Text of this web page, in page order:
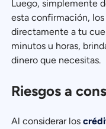
Luego, simplemente
esta confirmación,
directamente a tu
minutos u horas,
dinero que necesitas.
Riesgos a
Al considerar los